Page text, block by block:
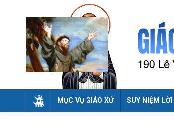
content
MỤC VỤ GIÁO XỨ SUY NIỆM